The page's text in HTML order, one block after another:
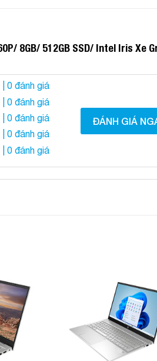
8GB/ 512GB SSD/ Intel Iris Xe
| 0 đánh giá
| 0 đánh giá
| 0 đánh giá
| 0 đánh giá
| 0 đánh giá
ĐÁNH GIÁ
Add to
Wishlist